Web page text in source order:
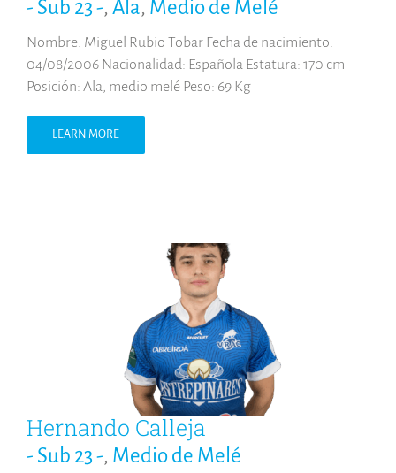
- Sub 23 -, Ala, Medio de Melé
Nombre: Miguel Rubio Tobar Fecha de nacimiento:
04/08/2006 Nacionalidad: Española Estatura: 170 cm
Posición: Ala, medio melé Peso: 69 Kg
LEARN MORE
Hernando Calleja
- Sub 23 -, Medio de Melé